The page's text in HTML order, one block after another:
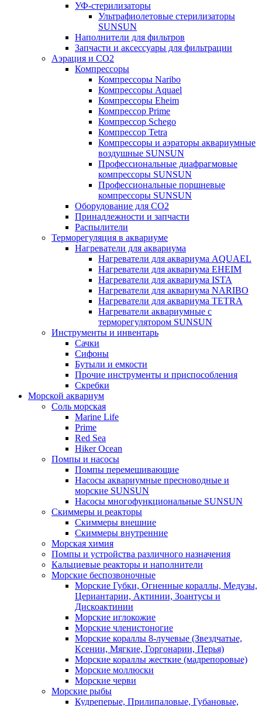
УФ-стерилизаторы
Ультрафиолетовые стерилизаторы
SUNSUN
Наполнители для фильтров
Запчасти и аксессуары для фильтрации
Аэрация и CO2
Компрессоры
Компрессоры Naribo
Компрессоры Aquael
Компрессоры Eheim
Компрессор Prime
Компрессор Schego
Компрессор Tetra
Компрессоры и аэраторы аквариумные
воздушные SUNSUN
Профессиональные диафрагмовые
компрессоры SUNSUN
Профессиональные поршневые
компрессоры SUNSUN
Оборудование для CO2
Принадлежности и запчасти
Распылители
Терморегуляция в аквариуме
Нагреватели для аквариума
Нагреватели для аквариума AQUAEL
Нагреватели для аквариума EHEIM
Нагреватели для аквариума ISTA
Нагреватели для аквариума NARIBO
Нагреватели для аквариума TETRA
Нагреватели аквариумные с
терморегулятором SUNSUN
Инструменты и инвентарь
Сачки
Сифоны
Бутыли и емкости
Прочие инструменты и приспособления
Скребки
Морской аквариум
Соль морская
Marine Life
Prime
Red Sea
Hiker Ocean
Помпы и насосы
Помпы перемешивающие
Насосы аквариумные пресноводные и
морские SUNSUN
Насосы многофункциональные SUNSUN
Скиммеры и реакторы
Скиммеры внешние
Скиммеры внутренние
Морская химия
Помпы и устройства различного назначения
Кальциевые реакторы и наполнители
Морские беспозвоночные
Морские Губки, Огненные кораллы, Медузы,
Цериантарии, Актинии, Зоантусы и
Дискоактинии
Морские иглокожие
Морские членистоногие
Морские кораллы 8-лучевые (Звездчатые,
Ксении, Мягкие, Горгонарии, Перья)
Морские кораллы жесткие (мадрепоровые)
Морские моллюски
Морские черви
Морские рыбы
Кудреперые, Прилипаловые, Губановые,